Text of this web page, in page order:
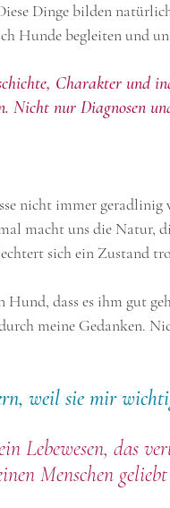
Dinge bilden
Hunde begleiten und
Charakter und
Nicht nur Diagnosen
nicht immer
macht uns die Natur,
sich ein Zustand
dass es ihm gut
meine Gedanken.
weil sie mir
Lebewesen, das
Menschen